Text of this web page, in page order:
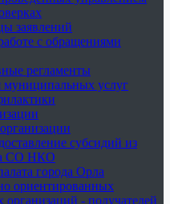
заявлений
с обращениями
регламенты
муниципальных услуг
субсидий из
СО НКО
города Орла
ориентированных
организаций - получателей